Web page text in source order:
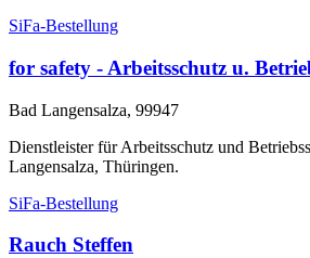
SiFa-Bestellung
for safety - Arbeitsschutz u.
Bad Langensalza, 99947
Dienstleister für Arbeitsschutz und
Langensalza, Thüringen.
SiFa-Bestellung
Rauch Steffen